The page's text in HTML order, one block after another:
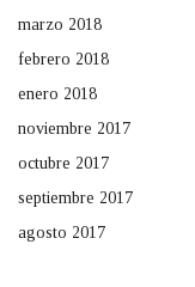
marzo 2018
febrero 2018
enero 2018
noviembre 2017
octubre 2017
septiembre 2017
agosto 2017